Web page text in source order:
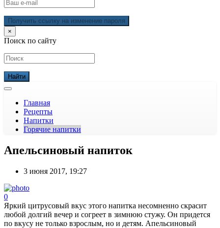
Получить ссылку на изменение пароля
×
Поиск по сайту
Главная
Рецепты
Напитки
Горячие напитки
Апельсиновый напиток
3 июня 2017, 19:27
0
Яркий цитрусовый вкус этого напитка несомненно скрасит
любой долгий вечер и согреет в зимнюю стужу. Он придется
по вкусу не только взрослым, но и детям. Апельсиновый